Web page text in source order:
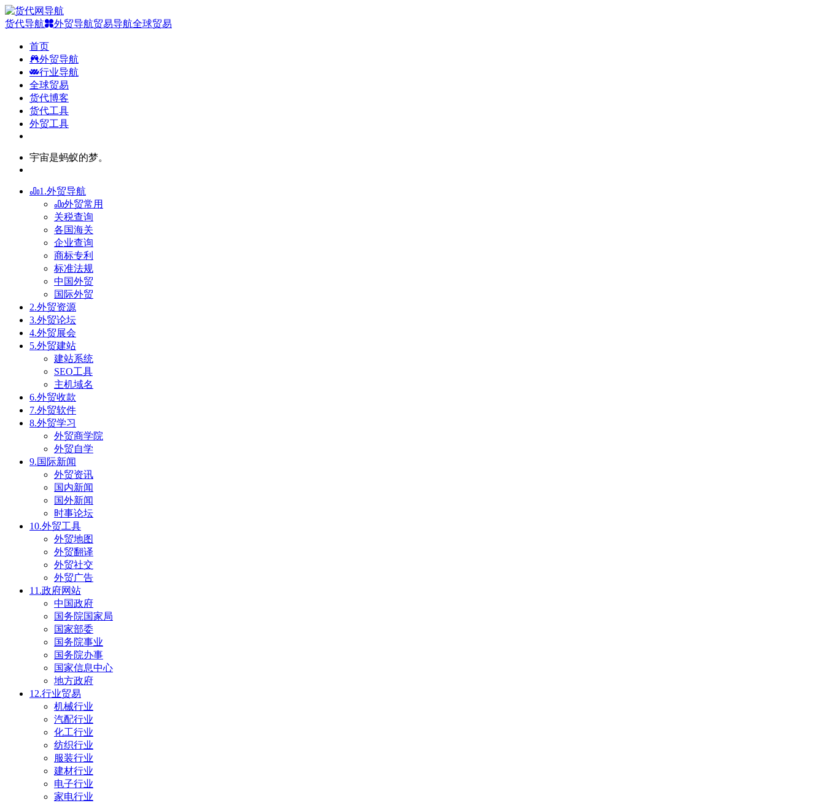
货代导航 外贸导航贸易导航全球贸易
首页
外贸导航
行业导航
全球贸易
货代博客
货代工具
外贸工具
宇宙是蚂蚁的梦。
1.外贸导航
外贸常用
关税查询
各国海关
企业查询
商标专利
标准法规
中国外贸
国际外贸
2.外贸资源
3.外贸论坛
4.外贸展会
5.外贸建站
建站系统
SEO工具
主机域名
6.外贸收款
7.外贸软件
8.外贸学习
外贸商学院
外贸自学
9.国际新闻
外贸资讯
国内新闻
国外新闻
时事论坛
10.外贸工具
外贸地图
外贸翻译
外贸社交
外贸广告
11.政府网站
中国政府
国务院国家局
国家部委
国务院事业
国务院办事
国家信息中心
地方政府
12.行业贸易
机械行业
汽配行业
化工行业
纺织行业
服装行业
建材行业
电子行业
家电行业